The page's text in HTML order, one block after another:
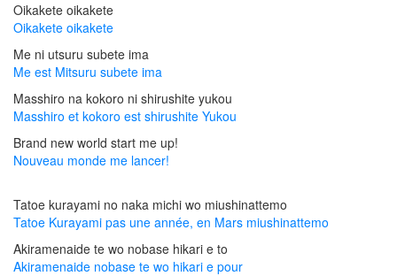
Oikakete oikakete
Oikakete oikakete
Me ni utsuru subete ima
Me est Mitsuru subete ima
Masshiro na kokoro ni shirushite yukou
Masshiro et kokoro est shirushite Yukou
Brand new world start me up!
Nouveau monde me lancer!
Tatoe kurayami no naka michi wo miushinattemo
Tatoe Kurayami pas une année, en Mars miushinattemo
Akiramenaide te wo nobase hikari e to
Akiramenaide nobase te wo hikari e pour